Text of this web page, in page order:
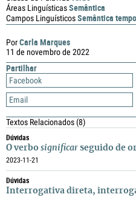
PorCarla Marques
11 de novembro de 2022
Partilhar
Facebook
Email
Textos Relacionados(8)
Dúvidas
O verbo significar seguido de
2023-11-21
Dúvidas
Interrogativa direta,
Áreas LinguísticasSemântica
Campos LinguísticosSemântica